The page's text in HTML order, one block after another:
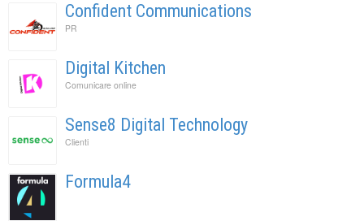
Confident Communications
PR
Digital Kitchen
Comunicare online
Sense8 Digital Technology
Clienti
Formula4